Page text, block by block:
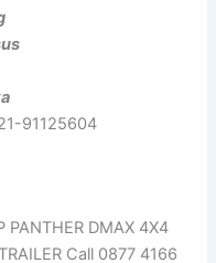
91125604
PANTHER DMAX 4X4
Call 0877 4166